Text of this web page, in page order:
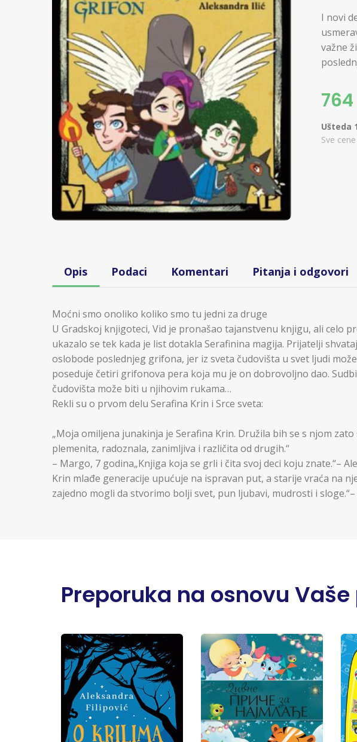
I novi
važne
Ušteda
Sve
Opis Podaci Komentari Pitanja i odgovori
Moćni smo onoliko koliko smo tu jedni za druge
U Gradskoj knjigoteci, Vid je pronašao tajanstvenu knjigu, ali celo
ukazalo se tek kada je list dotakla Serafinina magija. Prijatelji
oslobode poslednjeg grifona, jer iz sveta čudovišta u svet ljudi
poseduje četiri grifonova pera koja mu je on dobrovoljno dao.
čudovišta može biti u njihovim rukama…
Rekli su o prvom delu Serafina Krin i Srce sveta:
„Moja omiljena junakinja je Serafina Krin. Družila bih se s njom
plemenita, radoznala, zanimljiva i različita od drugih.“
– Margo, 7 godina„Knjiga koja se grli i čita svoj deci koju znate.“–
Krin mlađe generacije upućuje na ispravan put, a starije vraća na
zajedno mogli da stvorimo bolji svet, pun ljubavi, mudrosti i
Preporuka na osnovu